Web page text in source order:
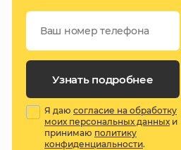
Узнать подробнее
Я даю согласие на обработку
моих персональных данных и
принимаю политику
конфиденциальности.